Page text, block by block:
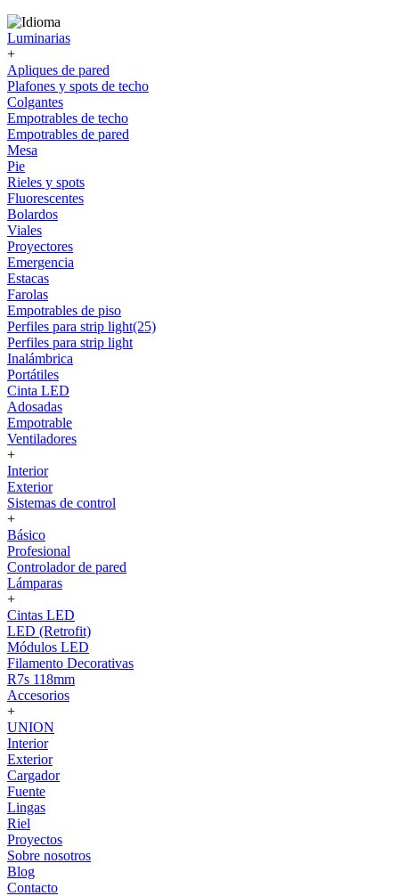
Luminarias
+
Apliques de pared
Plafones y spots de techo
Colgantes
Empotrables de techo
Empotrables de pared
Mesa
Pie
Rieles y spots
Fluorescentes
Bolardos
Viales
Proyectores
Emergencia
Estacas
Farolas
Empotrables de piso
Perfiles para strip light(25)
Perfiles para strip light
Inalámbrica
Portátiles
Cinta LED
Adosadas
Empotrable
Ventiladores
+
Interior
Exterior
Sistemas de control
+
Básico
Profesional
Controlador de pared
Lámparas
+
Cintas LED
LED (Retrofit)
Módulos LED
Filamento Decorativas
R7s 118mm
Accesorios
+
UNION
Interior
Exterior
Cargador
Fuente
Lingas
Riel
Proyectos
Sobre nosotros
Blog
Contacto